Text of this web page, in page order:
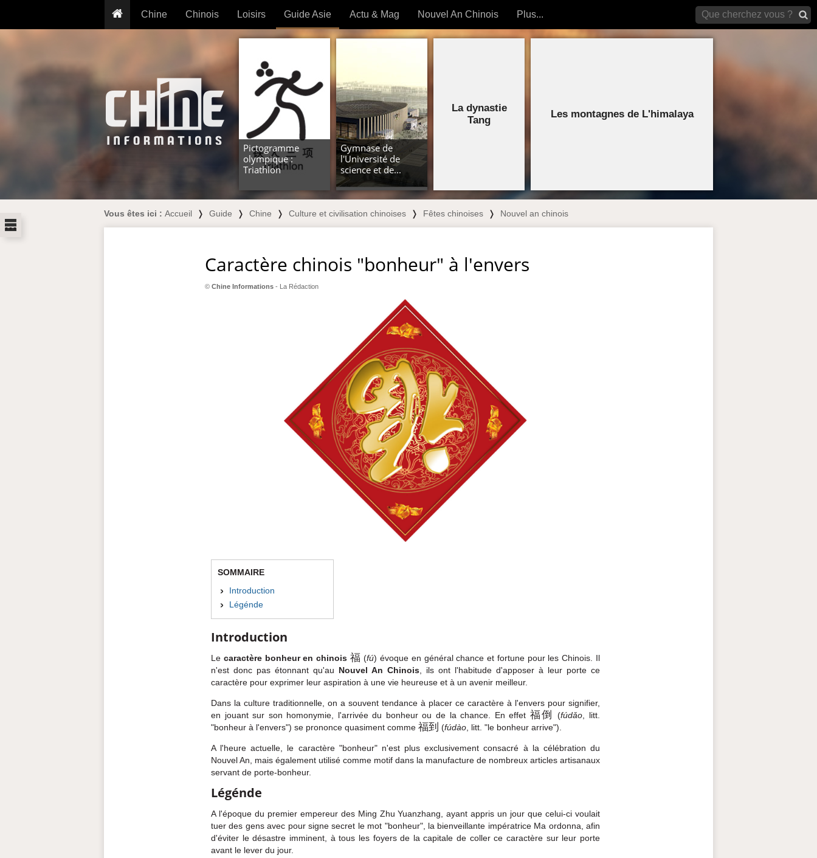
Chine
Conseils voyageurs
Plantes médicinales
Cuisine
Chinois
Grammaire
Traducteur
Exos & Flashcards
+50 Outils
Loisirs
Prénom
Tatouage
PLUS (24 OUTILS) »
Guide Asie Actu & Mag
Magazine
Nouvel An Chinois Plus...
Forum (archives)
Pictogramme
olympique :
Triathlon
Gymnase de
l'Université de
science et de...
La dynastie
Tang
Les montagnes de L'himalaya
Vous êtes ici : Accueil ❭ Guide ❭ Chine ❭ Culture et civilisation chinoises ❭ Fêtes chinoises ❭ Nouvel an chinois
Caractère chinois "bonheur" à l'envers
© Chine Informations - La Rédaction
SOMMAIRE
Introduction
Légénde
Introduction
Le caractère bonheur en chinois 福 (fú) évoque en général chance et fortune pour les Chinois. Il
n'est donc pas étonnant qu'au Nouvel An Chinois, ils ont l'habitude d'apposer à leur porte ce
caractère pour exprimer leur aspiration à une vie heureuse et à un avenir meilleur.
Dans la culture traditionnelle, on a souvent tendance à placer ce caractère à l'envers pour signifier,
en jouant sur son homonymie, l'arrivée du bonheur ou de la chance. En effet 福倒 (fúdǎo, litt.
"bonheur à l'envers") se prononce quasiment comme 福到 (fúdào, litt. "le bonheur arrive").
A l'heure actuelle, le caractère "bonheur" n'est plus exclusivement consacré à la célébration du
Nouvel An, mais également utilisé comme motif dans la manufacture de nombreux articles artisanaux
servant de porte-bonheur.
Légénde
A l'époque du premier empereur des Ming Zhu Yuanzhang, ayant appris un jour que celui-ci voulait
tuer des gens avec pour signe secret le mot "bonheur", la bienveillante impératrice Ma ordonna, afin
d'éviter le désastre imminent, à tous les foyers de la capitale de coller ce caractère sur leur porte
avant le lever du jour.
...